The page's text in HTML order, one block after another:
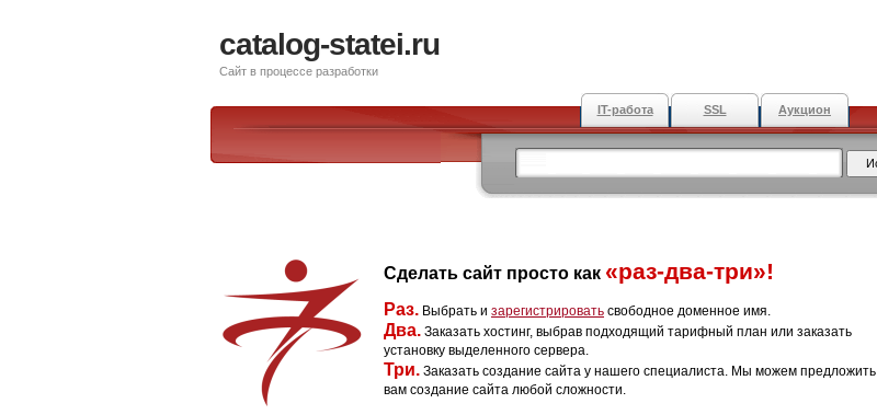
catalog-statei.ru
Сайт в процессе разработки
IT-работа SSL Аукцион
Сделать сайт просто как «раз-два-три»!
Раз. Выбрать и зарегистрировать свободное доменное имя.
Два. Заказать хостинг, выбрав подходящий тарифный план или заказать
установку выделенного сервера.
Три. Заказать создание сайта у нашего специалиста. Мы можем предложить
вам создание сайта любой сложности.